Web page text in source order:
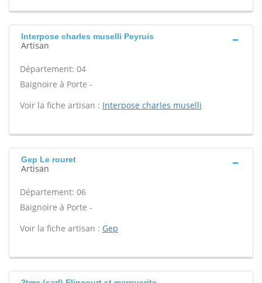
Interpose charles muselli Peyruis
Artisan
Département: 04
Baignoire à Porte -
Voir la fiche artisan : Interpose charles muselli
Gep Le rouret
Artisan
Département: 06
Baignoire à Porte -
Voir la fiche artisan : Gep